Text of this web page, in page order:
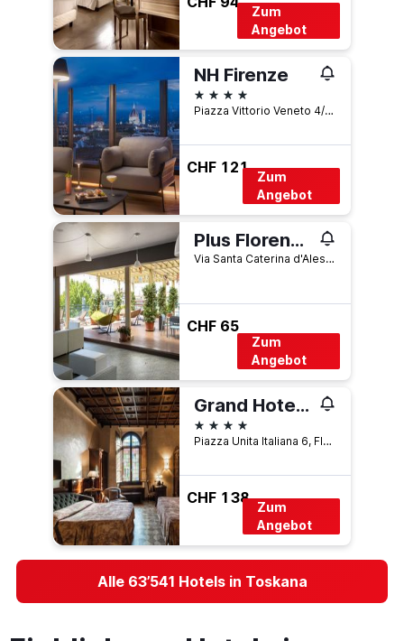
Zum
Angebot
NH Firenze
4 Sterne
Piazza Vittorio Veneto 4/A, Florenz, Toskana, Italien
CHF 121
Zum
Angebot
Plus Florence - Hostel
Via Santa Caterina d'Alessandria, 15, Florenz, Toskana, Italien
CHF 65
Zum
Angebot
Grand Hotel Baglioni
4 Sterne
Piazza Unita Italiana 6, Florenz, Toskana, Italien
CHF 138
Zum
Angebot
Alle 63’541 Hotels in Toskana